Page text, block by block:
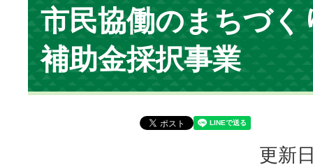
位
置 市民協働のまちづく
補助金採択事業
更新